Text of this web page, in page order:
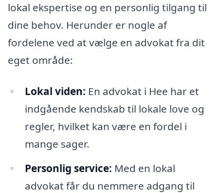
lokal ekspertise og en personlig tilgang til
dine behov. Herunder er nogle af
fordelene ved at vælge en advokat fra dit
eget område:
Lokal viden: En advokat i Hee har et
indgående kendskab til lokale love og
regler, hvilket kan være en fordel i
mange sager.
Personlig service: Med en lokal
advokat får du nemmere adgang til